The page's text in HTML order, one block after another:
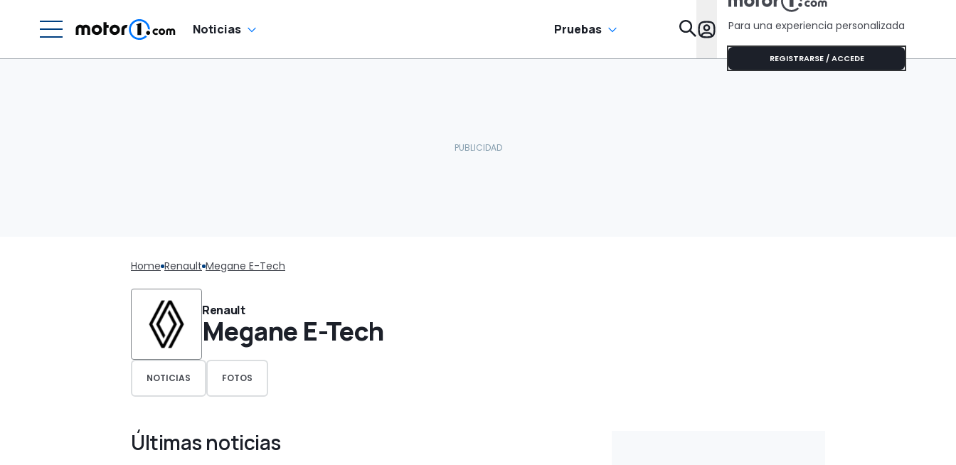
Noticias Pruebas Para una experiencia personalizada
REGISTRARSE / ACCEDE
Home Renault Megane E-Tech
Renault
Megane E-Tech
NOTICIAS FOTOS
Últimas noticias